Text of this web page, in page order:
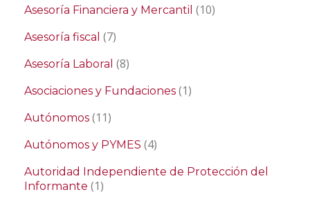
Asesoría Financiera y Mercantil (10)
Asesoría fiscal (7)
Asesoría Laboral (8)
Asociaciones y Fundaciones (1)
Autónomos (11)
Autónomos y PYMES (4)
Autoridad Independiente de Protección del
Informante (1)